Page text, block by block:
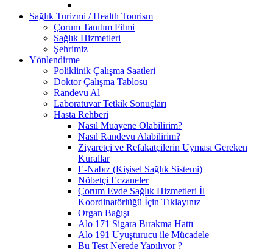
Sağlık Turizmi / Health Tourism
Çorum Tanıtım Filmi
Sağlık Hizmetleri
Şehrimiz
Yönlendirme
Poliklinik Çalışma Saatleri
Doktor Çalışma Tablosu
Randevu Al
Laboratuvar Tetkik Sonuçları
Hasta Rehberi
Nasıl Muayene Olabilirim?
Nasıl Randevu Alabilirim?
Ziyaretçi ve Refakatçilerin Uyması Gereken
Kurallar
E-Nabız (Kişisel Sağlık Sistemi)
Nöbetçi Eczaneler
Çorum Evde Sağlık Hizmetleri İl
Koordinatörlüğü İçin Tıklayınız
Organ Bağışı
Alo 171 Sigara Bırakma Hattı
Alo 191 Uyuşturucu ile Mücadele
Bu Test Nerede Yapılıyor ?